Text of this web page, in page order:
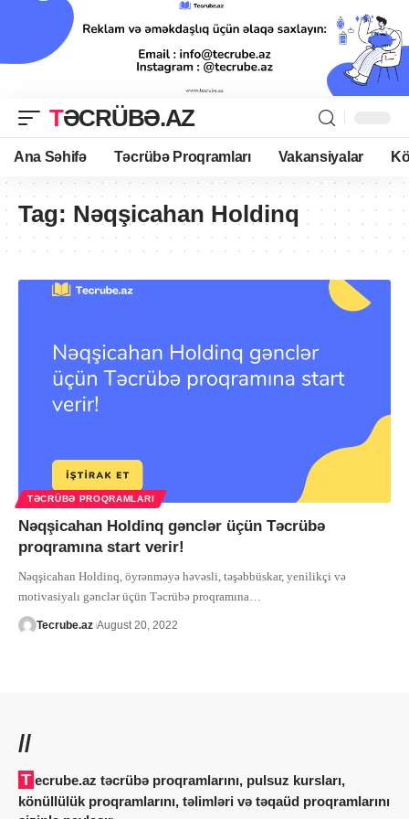
TƏCRÜBƏ.AZ
Ana Səhifə Təcrübə Proqramları Vakansiyalar
Tag: Nəqşicahan Holdinq
TƏCRÜBƏ PROQRAMLARI
Nəqşicahan Holdinq gənclər üçün Təcrübə
proqramına start verir!
Nəqşicahan Holdinq, öyrənməyə həvəsli, təşəbbüskar, yenilikçi və
motivasiyalı gənclər üçün Təcrübə proqramına…
Tecrube.az August 20, 2022
//
Tecrube.az təcrübə proqramlarını, pulsuz kursları,
könüllülük proqramlarını, təlimləri və təqaüd proqramlarını